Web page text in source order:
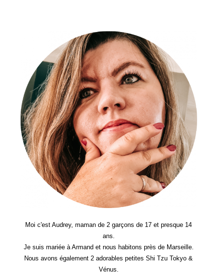
Lucléon
Lathan
Kellan
Moi c'est Audrey, maman de 2 garçons de 17 et presque 14
ans.
Je suis mariée à Armand et nous habitons près de Marseille.
Nous avons également 2 adorables petites Shi Tzu Tokyo &
Vénus.